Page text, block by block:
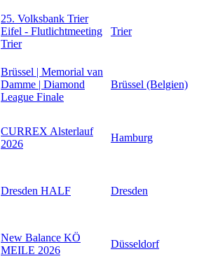
25. Volksbank Trier
Eifel - Flutlichtmeeting
Trier
Trier
Brüssel | Memorial van
Damme | Diamond
League Finale
Brüssel (Belgien)
CURREX Alsterlauf
2026
Hamburg
Dresden HALF Dresden
New Balance KÖ
MEILE 2026
Düsseldorf